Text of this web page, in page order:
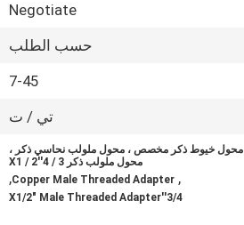
Negotiate
حسب الطلب
7-45
تي / ت
محول خيوط ذكر مخصص ، محول ملولب نحاسي ذكر ،
محول ملولب ذكر 3 / 4''X1 / 2
,
Copper Male Threaded Adapter
,
3/4''X1/2" Male Threaded Adapter